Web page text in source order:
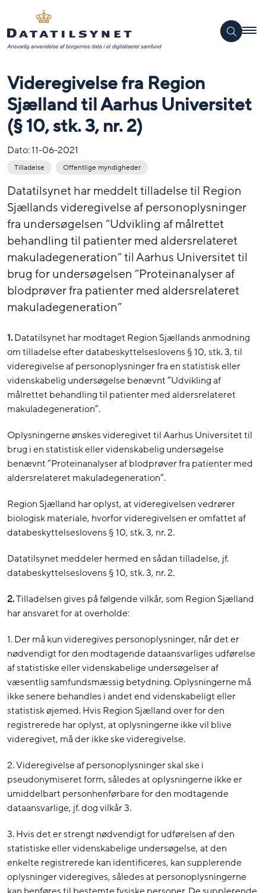
Videregivelse fra Region
Sjælland til Aarhus Universitet
(§ 10, stk. 3, nr. 2)
Dato:11-06-2021
Tilladelse Offentlige myndigheder
Datatilsynet har meddelt tilladelse til Region
Sjællands videregivelse af personoplysninger
fra undersøgelsen ”Udvikling af målrettet
behandling til patienter med aldersrelateret
makuladegeneration” til Aarhus Universitet til
brug for undersøgelsen ”Proteinanalyser af
blodprøver fra patienter med aldersrelateret
makuladegeneration”
1.Datatilsynet har modtaget Region Sjællands anmodning
om tilladelse efter databeskyttelseslovens § 10, stk. 3, til
videregivelse af personoplysninger fra en statistisk eller
videnskabelig undersøgelse benævnt ”Udvikling af
målrettet behandling til patienter med aldersrelateret
makuladegeneration”.
Oplysningerne ønskes videregivet til Aarhus Universitet til
brug i en statistisk eller videnskabelig undersøgelse
benævnt ”Proteinanalyser af blodprøver fra patienter med
aldersrelateret makuladegeneration”.
Region Sjælland har oplyst, at videregivelsen vedrører
biologisk materiale, hvorfor videregivelsen er omfattet af
databeskyttelseslovens § 10, stk. 3, nr. 2.
Datatilsynet meddeler hermed en sådan tilladelse, jf.
databeskyttelseslovens § 10, stk. 3, nr. 2.
2.Tilladelsen gives på følgende vilkår, som Region Sjælland
har ansvaret for at overholde:
1. Der må kun videregives personoplysninger, når det er
nødvendigt for den modtagende dataansvarliges udførelse
af statistiske eller videnskabelige undersøgelser af
væsentlig samfundsmæssig betydning. Oplysningerne må
ikke senere behandles i andet end videnskabeligt eller
statistisk øjemed. Hvis Region Sjælland over for den
registrerede har oplyst, at oplysningerne ikke vil blive
videregivet, må der ikke ske videregivelse.
2. Videregivelse af personoplysninger skal ske i
pseudonymiseret form, således at oplysningerne ikke er
umiddelbart personhenførbare for den modtagende
dataansvarlige, jf. dog vilkår 3.
3. Hvis det er strengt nødvendigt for udførelsen af den
statistiske eller videnskabelige undersøgelse, at den
enkelte registrerede kan identificeres, kan supplerende
oplysninger videregives, således at personoplysningerne